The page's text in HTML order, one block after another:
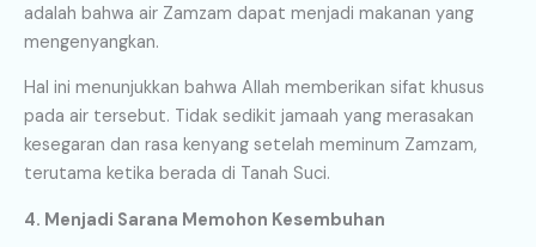
adalah bahwa air Zamzam dapat menjadi makanan yang
mengenyangkan.
Hal ini menunjukkan bahwa Allah memberikan sifat khusus
pada air tersebut. Tidak sedikit jamaah yang merasakan
kesegaran dan rasa kenyang setelah meminum Zamzam,
terutama ketika berada di Tanah Suci.
4. Menjadi Sarana Memohon Kesembuhan